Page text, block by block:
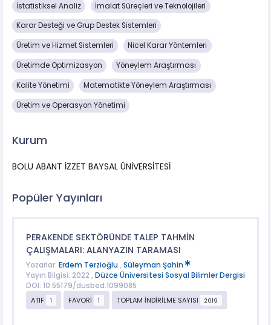
İstatistiksel Analiz İmalat Süreçleri ve Teknolojileri
Karar Desteği ve Grup Destek Sistemleri
Üretim ve Hizmet Sistemleri Nicel Karar Yöntemleri
Üretimde Optimizasyon Yöneylem Araştırması
Kalite Yönetimi Matematikte Yöneylem Araştırması
Üretim ve Operasyon Yönetimi
Kurum
BOLU ABANT İZZET BAYSAL ÜNİVERSİTESİ
Popüler Yayınları
PERAKENDE SEKTÖRÜNDE TALEP TAHMİN
ÇALIŞMALARI: ALANYAZIN TARAMASI
Yazarlar: Erdem Terzioğlu , Süleyman Şahin
Yayın Bilgisi: 2022 , Düzce Üniversitesi Sosyal Bilimler Dergisi
DOI: 10.55179/dusbed.1099085
ATIF
1 FAVORİ 1 TOPLAM İNDİRİLME SAYISI 2019